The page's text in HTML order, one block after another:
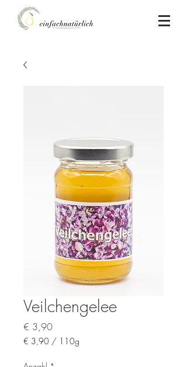
Veilchengelee
€ 3,90Preis
€ 3,90 / 110g
pro